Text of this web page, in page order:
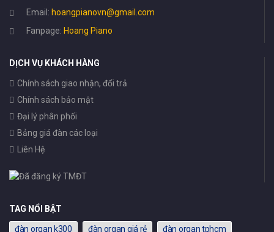
Email: hoangpianovn@gmail.com
Fanpage: Hoang Piano
DỊCH VỤ KHÁCH HÀNG
Chính sách giao nhận, đổi trả
Chính sách bảo mật
Đại lý phân phối
Bảng giá đàn các loại
Liên Hệ
TAG NỔI BẬT
đàn organ k300 đàn organ giá rẻ đàn organ tphcm